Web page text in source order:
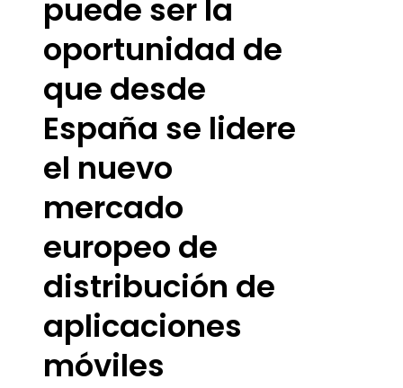
puede ser la
oportunidad de
que desde
España se lidere
el nuevo
mercado
europeo de
distribución de
aplicaciones
móviles